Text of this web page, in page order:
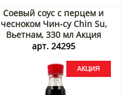
Соевый соус с перцем и
чесноком Чин-су Chin Su,
Вьетнам, 330 мл Акция
арт. 24295